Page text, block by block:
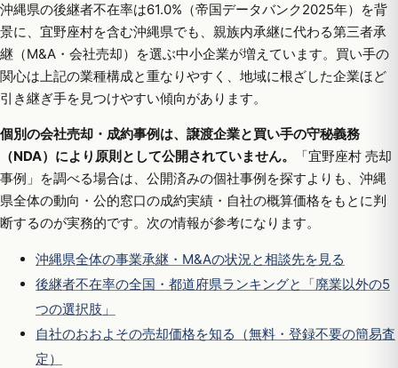
沖縄県の後継者不在率は61.0%（帝国データバンク2025年）を背
景に、宜野座村を含む沖縄県でも、親族内承継に代わる第三者承
継（M&A・会社売却）を選ぶ中小企業が増えています。買い手の
関心は上記の業種構成と重なりやすく、地域に根ざした企業ほど
引き継ぎ手を見つけやすい傾向があります。
個別の会社売却・成約事例は、譲渡企業と買い手の守秘義務
（NDA）により原則として公開されていません。
「宜野座村 売却
事例」を調べる場合は、公開済みの個社事例を探すよりも、沖縄
県全体の動向・公的窓口の成約実績・自社の概算価格をもとに判
断するのが実務的です。次の情報が参考になります。
沖縄県全体の事業承継・M&Aの状況と相談先を見る
後継者不在率の全国・都道府県ランキングと「廃業以外の5
つの選択肢」
自社のおおよその売却価格を知る（無料・登録不要の簡易査
定）